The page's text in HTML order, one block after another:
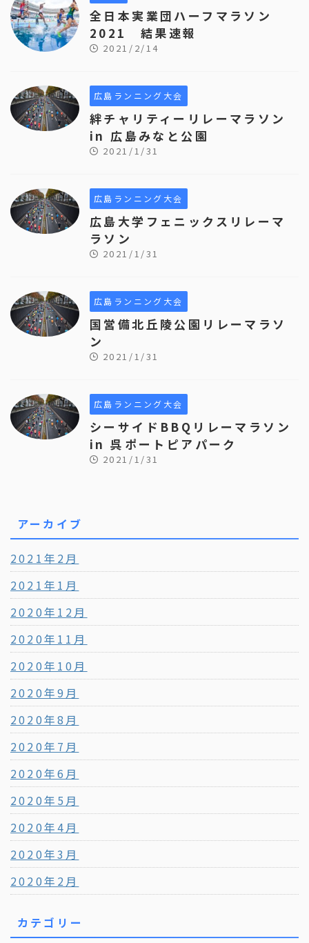
全日本実業団ハーフマラソン
2021 結果速報
2021/2/14
広島ランニング大会
絆チャリティーリレーマラソン
in 広島みなと公園
2021/1/31
広島ランニング大会
広島大学フェニックスリレーマ
ラソン
2021/1/31
広島ランニング大会
国営備北丘陵公園リレーマラソ
ン
2021/1/31
広島ランニング大会
シーサイドBBQリレーマラソン
in 呉ポートピアパーク
2021/1/31
アーカイブ
2021年2月
2021年1月
2020年12月
2020年11月
2020年10月
2020年9月
2020年8月
2020年7月
2020年6月
2020年5月
2020年4月
2020年3月
2020年2月
カテゴリー